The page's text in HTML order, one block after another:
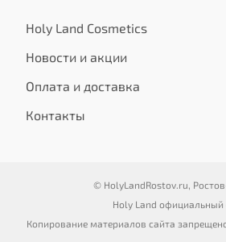
Holy Land Cosmetics
Новости и акции
Оплата и доставка
Контакты
© HolyLandRostov.ru,
Holy Land официальный
Копирование материалов сайта